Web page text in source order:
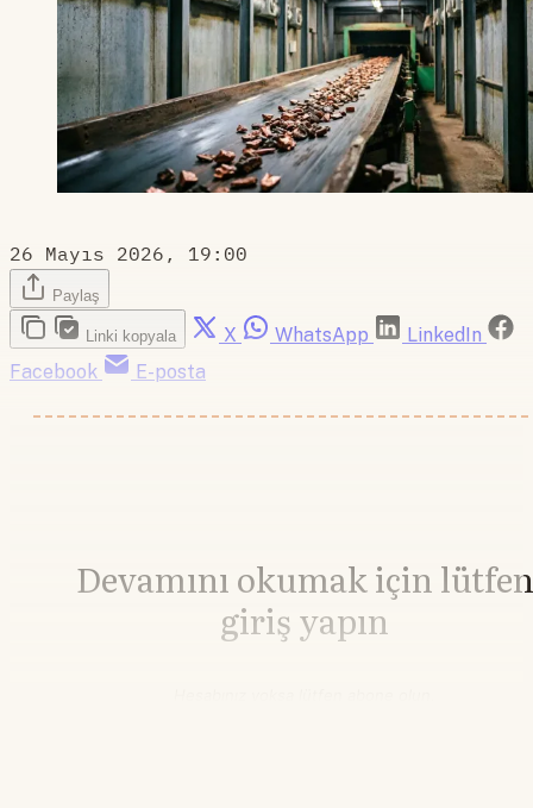
26 Mayıs 2026, 19:00
Paylaş
Linki kopyala X WhatsApp
LinkedIn
Facebook
E-posta
Devamını okumak için lütfen
giriş yapın